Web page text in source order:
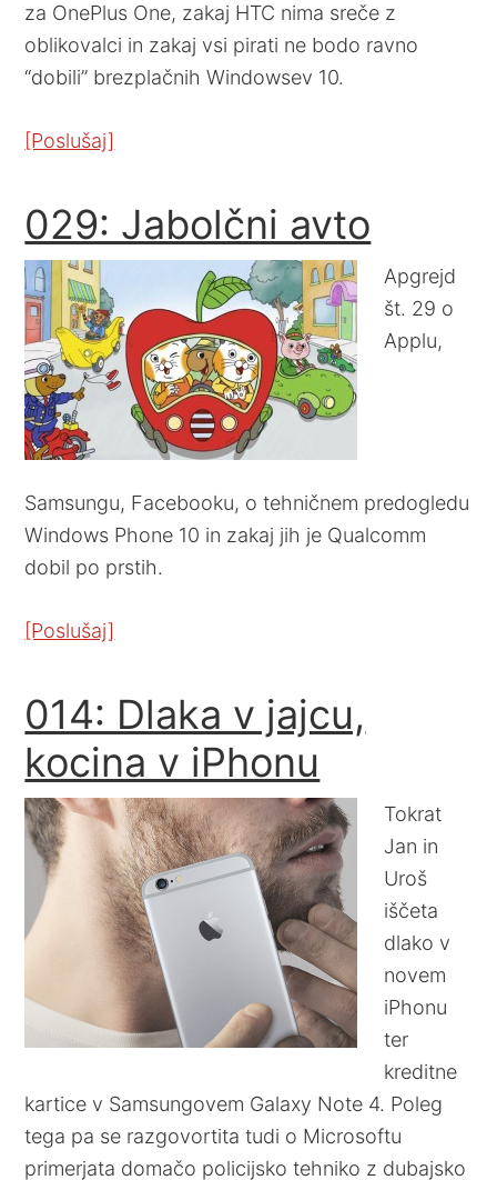
za OnePlus One, zakaj HTC nima sreče z
oblikovalci in zakaj vsi pirati ne bodo ravno
“dobili” brezplačnih Windowsev 10.
[Poslušaj]
029: Jabolčni avto
Apgrejd
št. 29 o
Applu,
Samsungu, Facebooku, o tehničnem predogledu
Windows Phone 10 in zakaj jih je Qualcomm
dobil po prstih.
[Poslušaj]
014: Dlaka v jajcu,
kocina v iPhonu
Tokrat
Jan in
Uroš
iščeta
dlako v
novem
iPhonu
ter
kreditne
kartice v Samsungovem Galaxy Note 4. Poleg
tega pa se razgovortita tudi o Microsoftu
primerjata domačo policijsko tehniko z dubajsko